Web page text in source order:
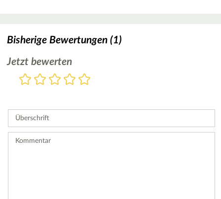
Bisherige Bewertungen (1)
Jetzt bewerten
Bewertung
5
4
3
2
1
eine